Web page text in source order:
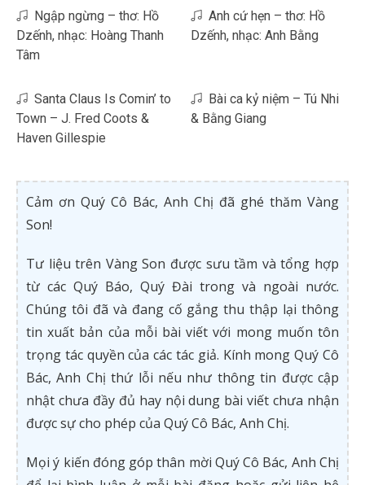
Ngập ngừng – thơ: Hồ
Dzếnh, nhạc: Hoàng Thanh
Tâm
Anh cứ hẹn – thơ: Hồ
Dzếnh, nhạc: Anh Bằng
Santa Claus Is Comin’ to
Town – J. Fred Coots &
Haven Gillespie
Bài ca kỷ niệm – Tú Nhi
& Bằng Giang
Cảm ơn Quý Cô Bác, Anh Chị đã ghé thăm Vàng
Son!
Tư liệu trên Vàng Son được sưu tầm và tổng hợp
từ các Quý Báo, Quý Đài trong và ngoài nước.
Chúng tôi đã và đang cố gắng thu thập lại thông
tin xuất bản của mỗi bài viết với mong muốn tôn
trọng tác quyền của các tác giả. Kính mong Quý Cô
Bác, Anh Chị thứ lỗi nếu như thông tin được cập
nhật chưa đầy đủ hay nội dung bài viết chưa nhận
được sự cho phép của Quý Cô Bác, Anh Chị.
Mọi ý kiến đóng góp thân mời Quý Cô Bác, Anh Chị